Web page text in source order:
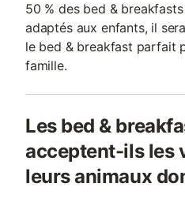
50 % des bed &
adaptés aux enfants, il
le bed & breakfast parfait
famille.
Les bed &
acceptent-ils les
leurs animaux